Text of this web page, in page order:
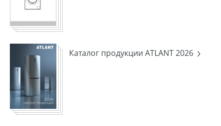
Каталог продукции ATLANT 2026